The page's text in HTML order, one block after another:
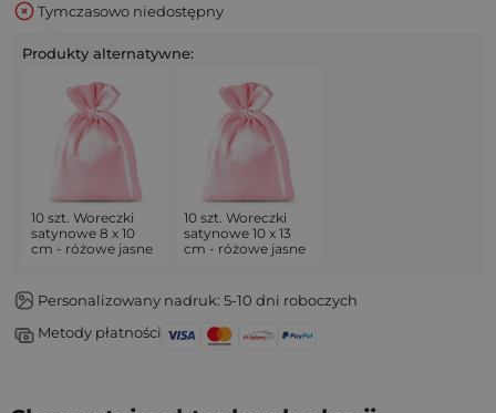
Tymczasowo niedostępny
Produkty alternatywne:
10 szt. Woreczki
satynowe 8 x 10
cm - różowe jasne
10 szt. Woreczki
satynowe 10 x 13
cm - różowe jasne
Personalizowany nadruk: 5-10 dni roboczych
Metody płatności